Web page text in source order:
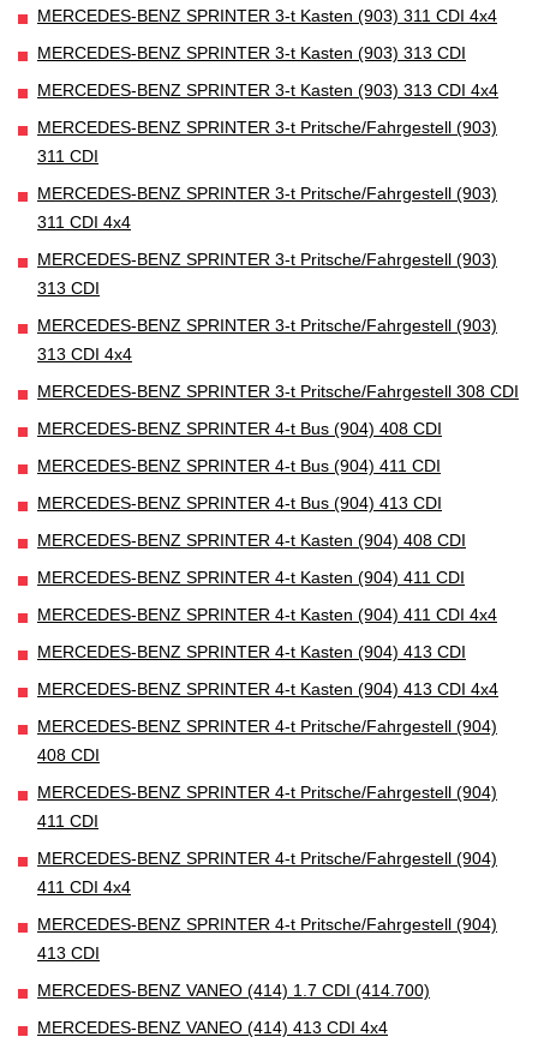
MERCEDES-BENZ SPRINTER 3-t Kasten (903) 311 CDI 4x4
MERCEDES-BENZ SPRINTER 3-t Kasten (903) 313 CDI
MERCEDES-BENZ SPRINTER 3-t Kasten (903) 313 CDI 4x4
MERCEDES-BENZ SPRINTER 3-t Pritsche/Fahrgestell (903)
311 CDI
MERCEDES-BENZ SPRINTER 3-t Pritsche/Fahrgestell (903)
311 CDI 4x4
MERCEDES-BENZ SPRINTER 3-t Pritsche/Fahrgestell (903)
313 CDI
MERCEDES-BENZ SPRINTER 3-t Pritsche/Fahrgestell (903)
313 CDI 4x4
MERCEDES-BENZ SPRINTER 3-t Pritsche/Fahrgestell 308 CDI
MERCEDES-BENZ SPRINTER 4-t Bus (904) 408 CDI
MERCEDES-BENZ SPRINTER 4-t Bus (904) 411 CDI
MERCEDES-BENZ SPRINTER 4-t Bus (904) 413 CDI
MERCEDES-BENZ SPRINTER 4-t Kasten (904) 408 CDI
MERCEDES-BENZ SPRINTER 4-t Kasten (904) 411 CDI
MERCEDES-BENZ SPRINTER 4-t Kasten (904) 411 CDI 4x4
MERCEDES-BENZ SPRINTER 4-t Kasten (904) 413 CDI
MERCEDES-BENZ SPRINTER 4-t Kasten (904) 413 CDI 4x4
MERCEDES-BENZ SPRINTER 4-t Pritsche/Fahrgestell (904)
408 CDI
MERCEDES-BENZ SPRINTER 4-t Pritsche/Fahrgestell (904)
411 CDI
MERCEDES-BENZ SPRINTER 4-t Pritsche/Fahrgestell (904)
411 CDI 4x4
MERCEDES-BENZ SPRINTER 4-t Pritsche/Fahrgestell (904)
413 CDI
MERCEDES-BENZ VANEO (414) 1.7 CDI (414.700)
MERCEDES-BENZ VANEO (414) 413 CDI 4x4